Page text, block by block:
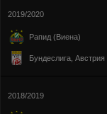
2019/2020
Рапид (Виена)
Бундеслига, Австрия
2018/2019